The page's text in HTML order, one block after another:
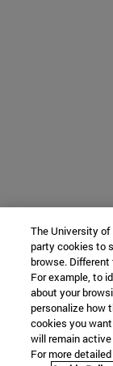
The University of
party cookies to
browse.
For example, to
about your
personalize how
cookies you
will remain
For more